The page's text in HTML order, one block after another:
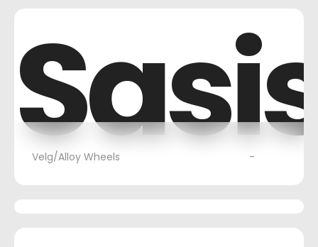
Velg/Alloy Wheels -